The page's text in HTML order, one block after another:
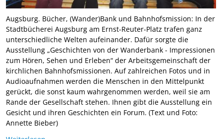
Augsburg. Bücher, (Wander)Bank und Bahnhofsmission: In der
Stadtbücherei Augsburg am Ernst-Reuter-Platz trafen ganz
unterschiedliche Welten aufeinander. Dafür sorgte die
Ausstellung „Geschichten von der Wanderbank - Impressionen
zum Hören, Sehen und Erleben“ der Arbeitsgemeinschaft der
kirchlichen Bahnhofsmissionen. Auf zahlreichen Fotos und in
Audioaufnahmen werden die Menschen in den Mittelpunkt
gerückt, die sonst kaum wahrgenommen werden, weil sie am
Rande der Gesellschaft stehen. Ihnen gibt die Ausstellung ein
Gesicht und ihren Geschichten ein Forum. (Text und Foto:
Annette Bieber)